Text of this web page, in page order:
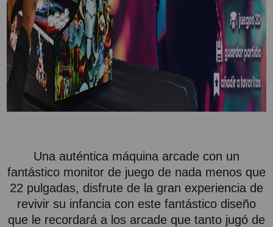
CABLE
Attention Orders:
951 10 21 22
Monday to Friday 9.00h - 15.30h
pedidos@proyectorbarato.com
soporte@proyectorbarato.com
Una auténtica máquina arcade con un
fantástico monitor de juego de nada menos que
22 pulgadas, disfrute de la gran experiencia de
revivir su infancia con este fantástico diseño
que le recordará a los arcade que tanto jugó de